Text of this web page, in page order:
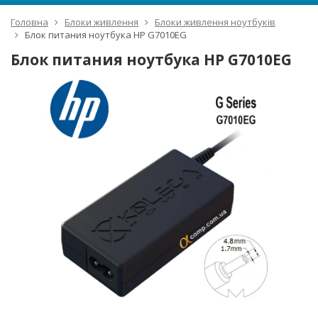
Головна Блоки живлення
Блоки живлення ноутбуків
Блок питания ноутбука HP G7010EG
Блок питания ноутбука HP G7010EG